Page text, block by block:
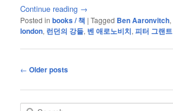
Continue reading →
Posted in books / 책 |Tagged Ben Aaronvitch,
london, 런던의 강들, 벤 애로노비치,피터 그랜트
Post
← Older posts